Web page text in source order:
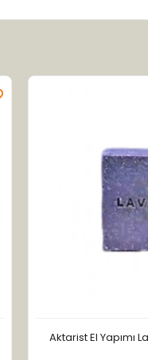
Aktarist El Yapımı